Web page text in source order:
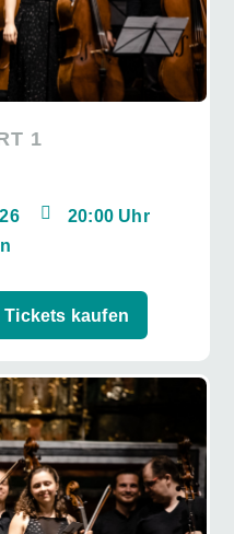
1
20:00 Uhr
Tickets kaufen